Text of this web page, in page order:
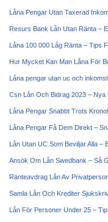
Låna Pengar Utan Taxerad
Resurs Bank Lån Utan Ränta –
Låna 100 000 Låg Ränta – Tips
Hur Mycket Kan Man Låna För
Låna pengar utan uc och
Csn Lån Och Bidrag 2023 –
Låna Pengar Snabbt Trots
Låna Pengar Få Dem Direkt –
Lån Utan UC Som Beviljar Alla –
Ansök Om Lån Swedbank – Så
Ränteavdrag Lån Av
Samla Lån Och Krediter
Lån För Personer Under 25 –